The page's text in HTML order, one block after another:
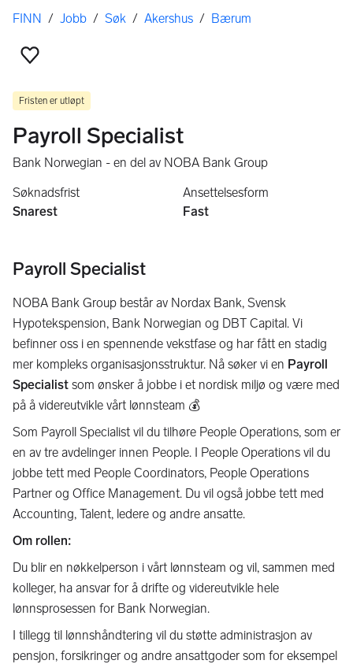
Her er du
FINN / Jobb / Søk / Akershus / Bærum
Fristen er utløpt
Payroll Specialist
Bank Norwegian - en del av NOBA Bank Group
Søknadsfrist
Snarest
Ansettelsesform
Fast
Payroll Specialist
NOBA Bank Group består av Nordax Bank, Svensk
Hypotekspension, Bank Norwegian og DBT Capital. Vi
befinner oss i en spennende vekstfase og har fått en stadig
mer kompleks organisasjonsstruktur. Nå søker vi en Payroll
Specialist som ønsker å jobbe i et nordisk miljø og være med
på å videreutvikle vårt lønnsteam 💰
Som Payroll Specialist vil du tilhøre People Operations, som er
en av tre avdelinger innen People. I People Operations vil du
jobbe tett med People Coordinators, People Operations
Partner og Office Management. Du vil også jobbe tett med
Accounting, Talent, ledere og andre ansatte.
Om rollen:
Du blir en nøkkelperson i vårt lønnsteam og vil, sammen med
kolleger, ha ansvar for å drifte og videreutvikle hele
lønnsprosessen for Bank Norwegian.
I tillegg til lønnshåndtering vil du støtte administrasjon av
pensjon, forsikringer og andre ansattgoder som for eksempel